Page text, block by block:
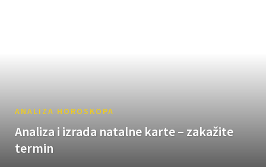
ANALIZA HOROSKOPA
Analiza i izrada natalne karte – zakažite
termin